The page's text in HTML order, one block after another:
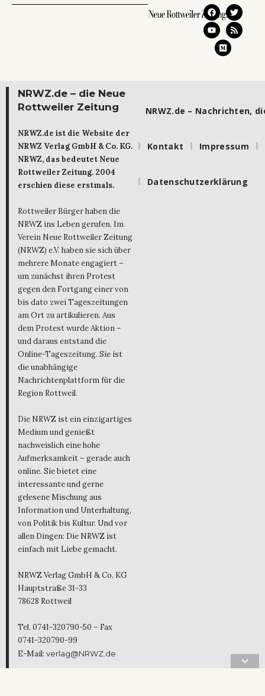
NRWZ.de – die Neue
Rottweiler Zeitung
NRWZ.de ist die Website der
NRWZ Verlag GmbH & Co. KG.
NRWZ, das bedeutet Neue
Rottweiler Zeitung. 2004
erschien diese erstmals.
Rottweiler Bürger haben die
NRWZ ins Leben gerufen. Im
Verein Neue Rottweiler Zeitung
(NRWZ) e.V. haben sie sich über
mehrere Monate engagiert –
um zunächst ihren Protest
gegen den Fortgang einer von
bis dato zwei Tageszeitungen
am Ort zu artikulieren. Aus
dem Protest wurde Aktion –
und daraus entstand die
Online-Tageszeitung. Sie ist
die unabhängige
Nachrichtenplattform für die
Region Rottweil.
Die NRWZ ist ein einzigartiges
Medium und genießt
nachweislich eine hohe
Aufmerksamkeit – gerade auch
online. Sie bietet eine
interessante und gerne
gelesene Mischung aus
Information und Unterhaltung,
von Politik bis Kultur. Und vor
allen Dingen: Die NRWZ ist
einfach mit Liebe gemacht.
NRWZ Verlag GmbH & Co. KG
Hauptstraße 31-33
78628 Rottweil
Tel. 0741-320790-50 – Fax
0741-320790-99
E-Mail: verlag@NRWZ.de
NRWZ.de – Nachrichten,
Kontakt Impressum
Datenschutzerklärung